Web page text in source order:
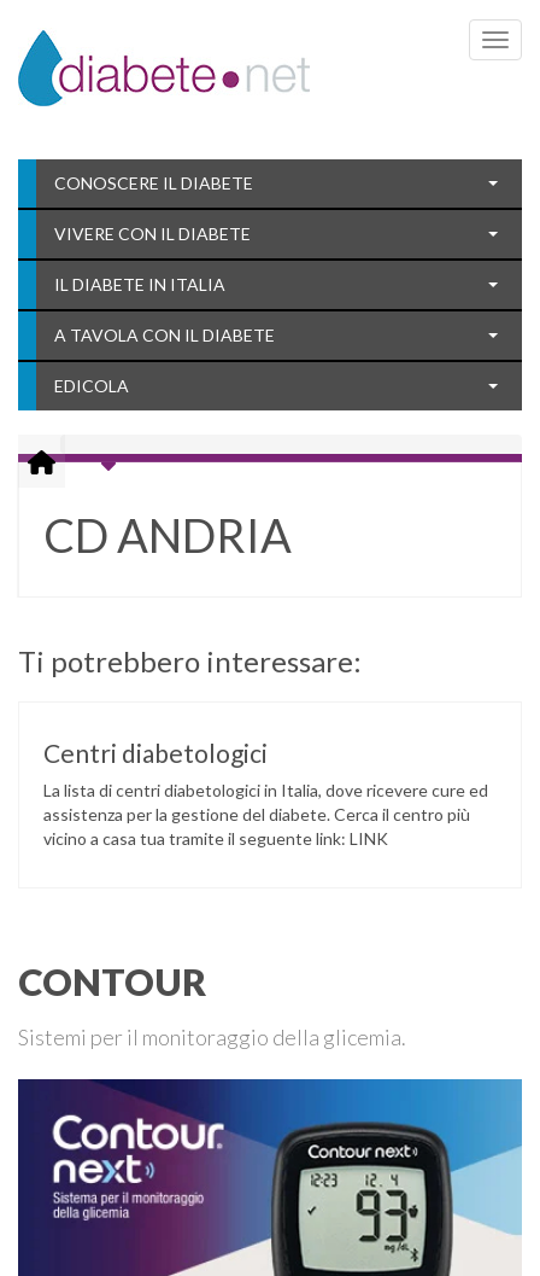
Toggle
CONOSCERE IL DIABETE
VIVERE CON IL DIABETE
IL DIABETE IN ITALIA
A TAVOLA CON IL DIABETE
EDICOLA
CD ANDRIA
Ti potrebbero interessare:
Centri diabetologici
La lista di centri diabetologici in Italia, dove ricevere cure ed
assistenza per la gestione del diabete. Cerca il centro più
vicino a casa tua tramite il seguente link: LINK
CONTOUR
Sistemi per il monitoraggio della glicemia.